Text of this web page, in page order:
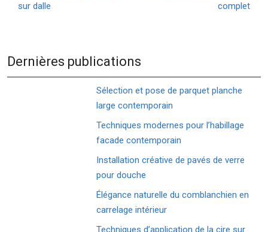
sur dalle
complet
Dernières publications
Sélection et pose de parquet planche
large contemporain
Techniques modernes pour l’habillage
facade contemporain
Installation créative de pavés de verre
pour douche
Élégance naturelle du comblanchien en
carrelage intérieur
Techniques d’application de la cire sur